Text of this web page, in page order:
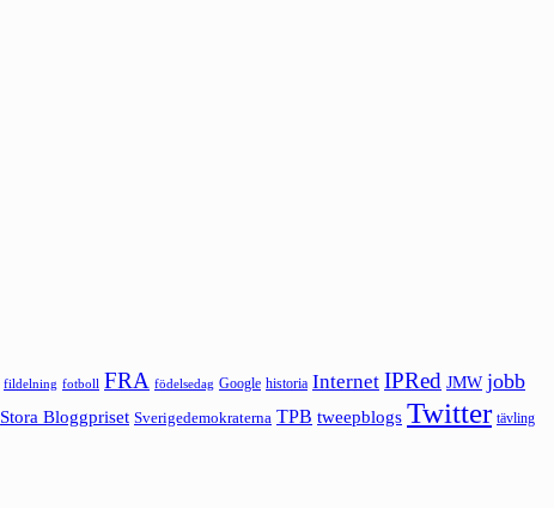
fildelning fotboll FRA födelsedag Google historia Internet IPRed JMW jobb
Stora Bloggpriset Sverigedemokraterna TPB tweepblogs Twitter tävling